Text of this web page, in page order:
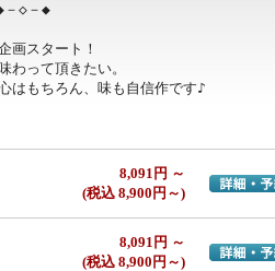
－◇－◆
画スタート！
わって頂きたい。
はもちろん、味も自信作です♪
8,091円 ～
(税込 8,900円～)
詳細・予
8,091円 ～
(税込 8,900円～)
詳細・予